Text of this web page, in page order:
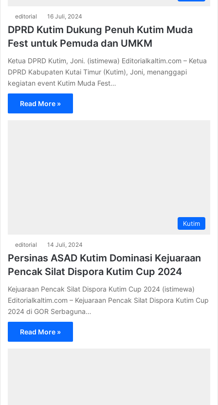
editorial 16 Juli, 2024
DPRD Kutim Dukung Penuh Kutim Muda
Fest untuk Pemuda dan UMKM
Ketua DPRD Kutim, Joni. (istimewa) Editorialkaltim.com – Ketua
DPRD Kabupaten Kutai Timur (Kutim), Joni, menanggapi
kegiatan event Kutim Muda Fest…
Read More »
Kutim
editorial 14 Juli, 2024
Persinas ASAD Kutim Dominasi Kejuaraan
Pencak Silat Dispora Kutim Cup 2024
Kejuaraan Pencak Silat Dispora Kutim Cup 2024 (istimewa)
Editorialkaltim.com – Kejuaraan Pencak Silat Dispora Kutim Cup
2024 di GOR Serbaguna…
Read More »